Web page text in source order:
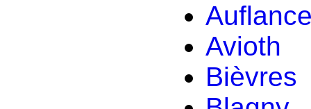
Avioth
Bièvres